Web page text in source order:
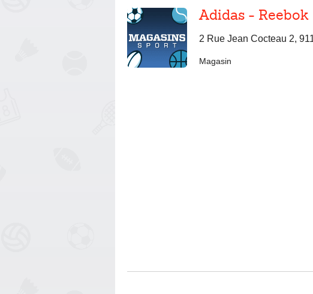
Adidas - Reebok
2 Rue Jean Cocteau 2,
Magasin